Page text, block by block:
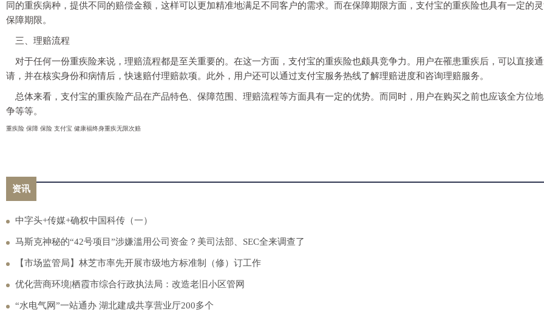
同的重疾病种，提供不同的赔偿金额，这样可以更加精准地满足不同客户的需求。而在保障期限方面，支付宝的重疾险也具有一定的
保障期限。
三、理赔流程
对于任何一份重疾险来说，理赔流程都是至关重要的。在这一方面，支付宝的重疾险也颇具竞争力。用户在罹患重疾后，可以直接
请，并在核实身份和病情后，快速赔付理赔款项。此外，用户还可以通过支付宝服务热线了解理赔进度和咨询理赔服务。
总体来看，支付宝的重疾险产品在产品特色、保障范围、理赔流程等方面具有一定的优势。而同时，用户在购买之前也应该全方位
争等等。
重疾险 保障 保险 支付宝 健康福终身重疾无限次赔
资讯
中字头+传媒+确权中国科传（一）
马斯克神秘的“42号项目”涉嫌滥用公司资金？美司法部、SEC全来调查了
【市场监管局】林芝市率先开展市级地方标准制（修）订工作
优化营商环境|栖霞市综合行政执法局：改造老旧小区管网
“水电气网”一站通办 湖北建成共享营业厅200多个